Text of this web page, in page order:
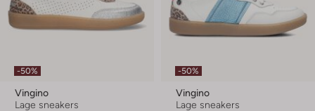
-50%
Vingino
Lage sneakers
-50%
Vingino
Lage sneakers